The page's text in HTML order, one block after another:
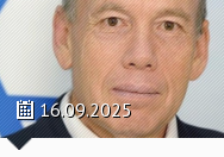
16.09.2025